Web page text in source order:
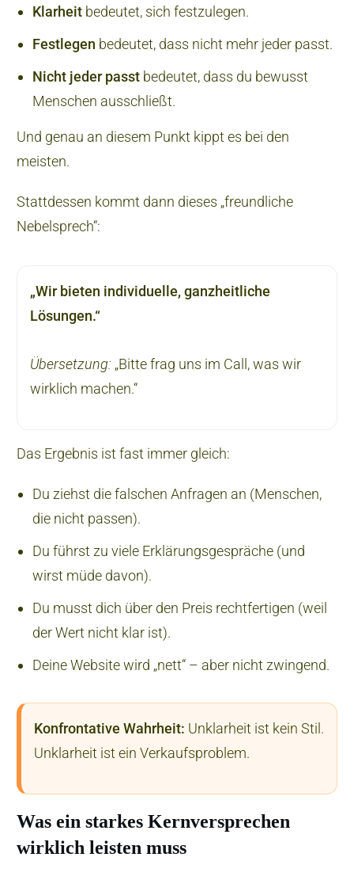
Klarheit bedeutet, sich festzulegen.
Festlegen bedeutet, dass nicht mehr jeder passt.
Nicht jeder passt bedeutet, dass du bewusst
Menschen ausschließt.
Und genau an diesem Punkt kippt es bei den
meisten.
Stattdessen kommt dann dieses „freundliche
Nebelsprech“:
„Wir bieten individuelle, ganzheitliche
Lösungen.“
Übersetzung: „Bitte frag uns im Call, was wir
wirklich machen.“
Das Ergebnis ist fast immer gleich:
Du ziehst die falschen Anfragen an (Menschen,
die nicht passen).
Du führst zu viele Erklärungsgespräche (und
wirst müde davon).
Du musst dich über den Preis rechtfertigen (weil
der Wert nicht klar ist).
Deine Website wird „nett“ – aber nicht zwingend.
Konfrontative Wahrheit: Unklarheit ist kein Stil.
Unklarheit ist ein Verkaufsproblem.
Was ein starkes Kernversprechen
wirklich leisten muss